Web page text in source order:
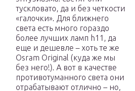
тускловато, да и без четкости
«галочки». Для ближнего
света есть много гораздо
более лучших ламп h11, да
еще и дешевле – хоть те же
Osram Original (куда же мы
без него!). А вот в качестве
противотуманного света они
отрабатывают отлично – но,